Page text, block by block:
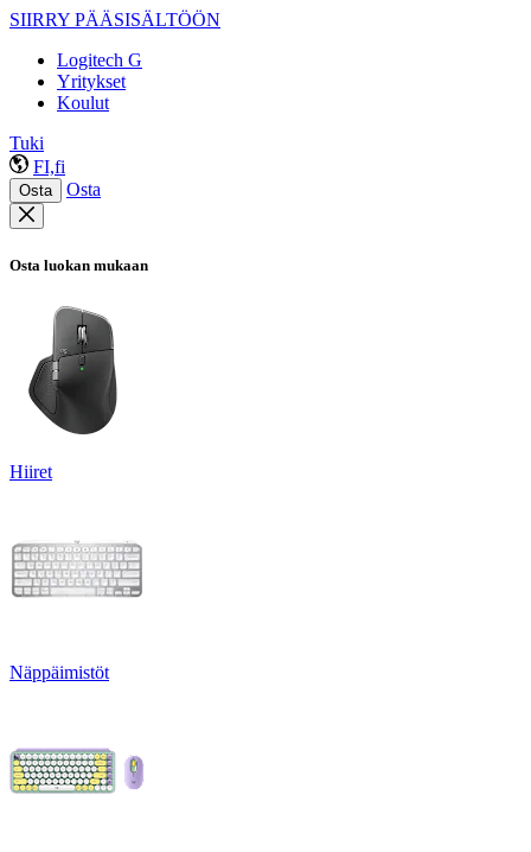
SIIRRY PÄÄSISÄLTÖÖN
Logitech G
Yritykset
Koulut
Tuki
FI,fi
Osta Osta
Osta luokan mukaan
Hiiret
Näppäimistöt